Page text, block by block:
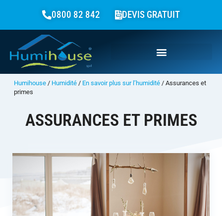
0800 82 842 DEVIS GRATUIT
Humihouse / Humidité / En savoir plus sur l’humidité / Assurances et
primes
ASSURANCES ET PRIMES